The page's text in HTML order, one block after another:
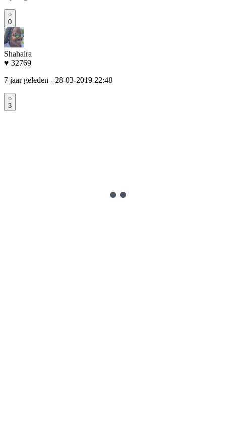
0
Shahaira
♥ 32769
7 jaar geleden - 28-03-2019 22:48
3